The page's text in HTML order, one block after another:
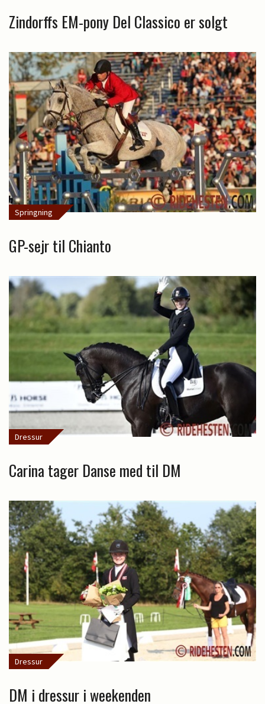
Zindorffs EM-pony Del Classico er solgt
Springning
GP-sejr til Chianto
Dressur
Carina tager Danse med til DM
Dressur
DM i dressur i weekenden